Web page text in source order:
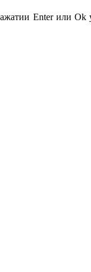
Enter или